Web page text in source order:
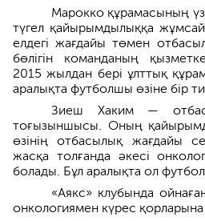
Марокко құрамасының
түгел қайырымдылыққа
елдегі жағдайы төмен
бөлігін команданың
2015 жылдан бері ұлттық
аралықта футболшы өзіне бір
Зиеш Хаким —
тоғызыншысы. Оның
өзінің отбасылық жағдайы
жасқа толғанда әкесі
болады. Бұл аралықта ол
«Аякс» клубында
онкологиямен күрес